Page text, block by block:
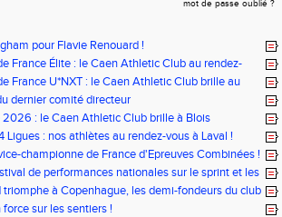
mot de passe oublié ?
pour Flavie Renouard !
France Élite : le Caen Athletic Club au rendez-
France U*NXT : le Caen Athletic Club brille au
dernier comité directeur
2026 : le Caen Athletic Club brille à Blois
Ligues : nos athlètes au rendez-vous à Laval !
championne de France d'Epreuves Combinées !
de performances nationales sur le sprint et les
triomphe à Copenhague, les demi-fondeurs du club
frontssur les sentiers !